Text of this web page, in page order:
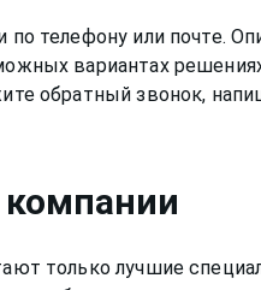
по телефону или почте.
вариантах
обратный звонок,
компании
только лучшие